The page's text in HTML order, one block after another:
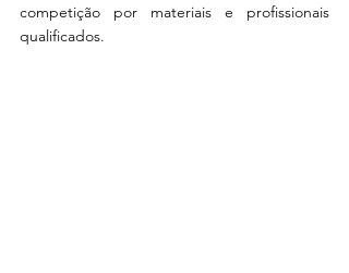
competição por materiais e profissionais
qualificados.